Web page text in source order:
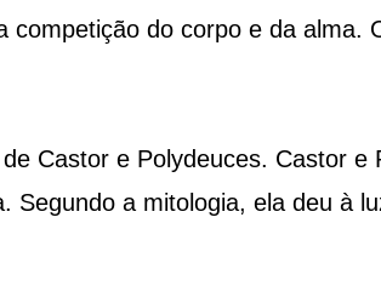
competição do corpo e da alma.
Castor e Polydeuces. Castor e
Segundo a mitologia, ela deu à